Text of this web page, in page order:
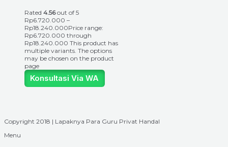
Rated 4.56out of 5
Rp6.720.000 –
Rp18.240.000Price range:
Rp6.720.000 through
Rp18.240.000 This product has
multiple variants. The options
may be chosen on the product
page
Konsultasi Via WA
Copyright 2018 | Lapaknya Para Guru Privat Handal
Menu